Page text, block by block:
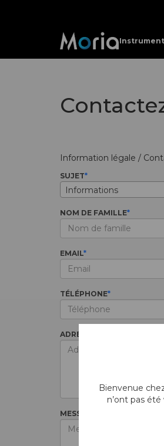
Information légale /
SUJET
Informations
NOM DE FAMILLE
EMAIL
TÉLÉPHONE
ADRESSE COMPLÈTE
MESSAGE
Bienvenue
n’ont pas